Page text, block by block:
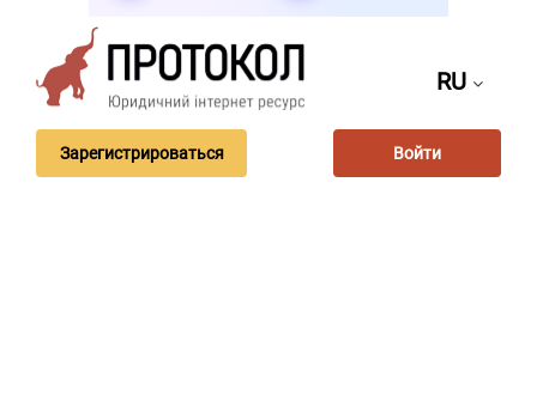
RU
Зарегистрироваться Войти